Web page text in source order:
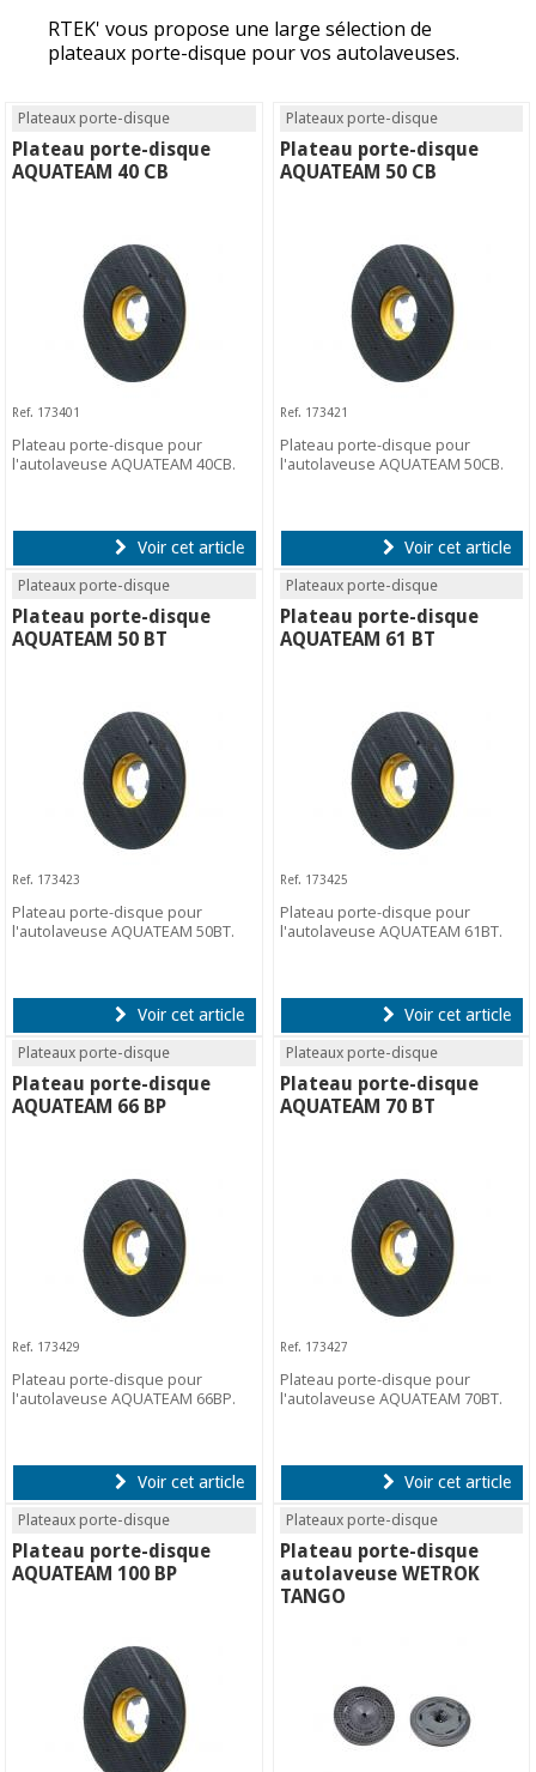
RTEK' vous propose une large sélection de
plateaux porte-disque pour vos autolaveuses.
Plateaux porte-disque
Plateau porte-disque
AQUATEAM 40 CB
Ref. 173401
Plateau porte-disque pour
l'autolaveuse AQUATEAM 40CB.
Voir cet article
Plateaux porte-disque
Plateau porte-disque
AQUATEAM 50 CB
Ref. 173421
Plateau porte-disque pour
l'autolaveuse AQUATEAM 50CB.
Voir cet article
Plateaux porte-disque
Plateau porte-disque
AQUATEAM 50 BT
Ref. 173423
Plateau porte-disque pour
l'autolaveuse AQUATEAM 50BT.
Voir cet article
Plateaux porte-disque
Plateau porte-disque
AQUATEAM 61 BT
Ref. 173425
Plateau porte-disque pour
l'autolaveuse AQUATEAM 61BT.
Voir cet article
Plateaux porte-disque
Plateau porte-disque
AQUATEAM 66 BP
Ref. 173429
Plateau porte-disque pour
l'autolaveuse AQUATEAM 66BP.
Voir cet article
Plateaux porte-disque
Plateau porte-disque
AQUATEAM 70 BT
Ref. 173427
Plateau porte-disque pour
l'autolaveuse AQUATEAM 70BT.
Voir cet article
Plateaux porte-disque
Plateau porte-disque
AQUATEAM 100 BP
Plateaux porte-disque
Plateau porte-disque
autolaveuse WETROK
TANGO